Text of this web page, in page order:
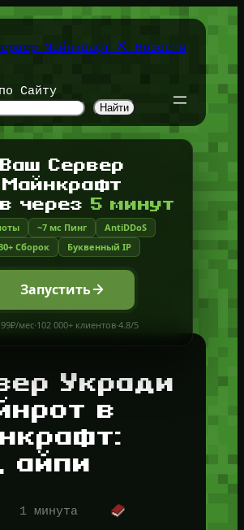
Майнкрафт ⛏️ Новости
Сайту
Найти
Ваш Сервер
Майнкрафт
через 5 минут
~7 мс Пинг
AntiDDoS
Сборок
Буквенный IP
Запустить
мес·102 000+ клиентов·4.8/5
Укради
в
айпи
1 минута